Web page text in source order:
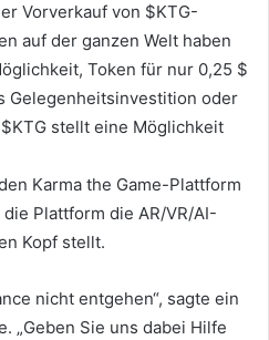
Vorverkauf von $KTG-
auf der ganzen Welt haben
Token für nur 0,25 $
Gelegenheitsinvestition oder
stellt eine Möglichkeit
Karma the Game-Plattform
Plattform die AR/VR/AI-
Kopf stellt.
nicht entgehen“, sagte ein
„Geben Sie uns dabei Hilfe